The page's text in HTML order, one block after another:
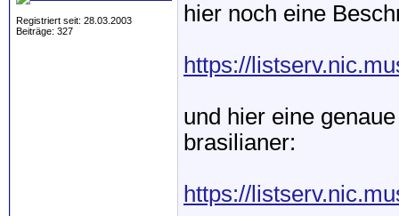
Registriert seit: 28.03.2003
Beiträge: 327
hier noch eine
https://
und hier eine
brasilianer:
https://